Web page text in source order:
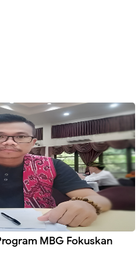
MBG Fokuskan